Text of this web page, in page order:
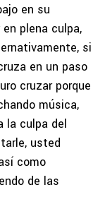
en su
plena culpa,
si
en un paso
cruzar porque
música,
la culpa del
usted
como
de las